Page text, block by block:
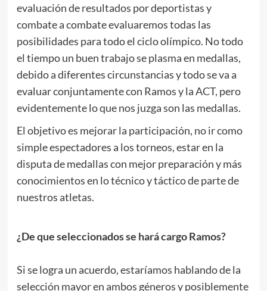
evaluación de resultados por deportistas y
combate a combate evaluaremos todas las
posibilidades para todo el ciclo olímpico. No todo
el tiempo un buen trabajo se plasma en medallas,
debido a diferentes circunstancias y todo se va a
evaluar conjuntamente con Ramos y la ACT, pero
evidentemente lo que nos juzga son las medallas.
El objetivo es mejorar la participación, no ir como
simple espectadores a los torneos, estar en la
disputa de medallas con mejor preparación y más
conocimientos en lo técnico y táctico de parte de
nuestros atletas.
¿De que seleccionados se hará cargo Ramos?
Si se logra un acuerdo, estaríamos hablando de la
selección mayor en ambos géneros y posiblemente